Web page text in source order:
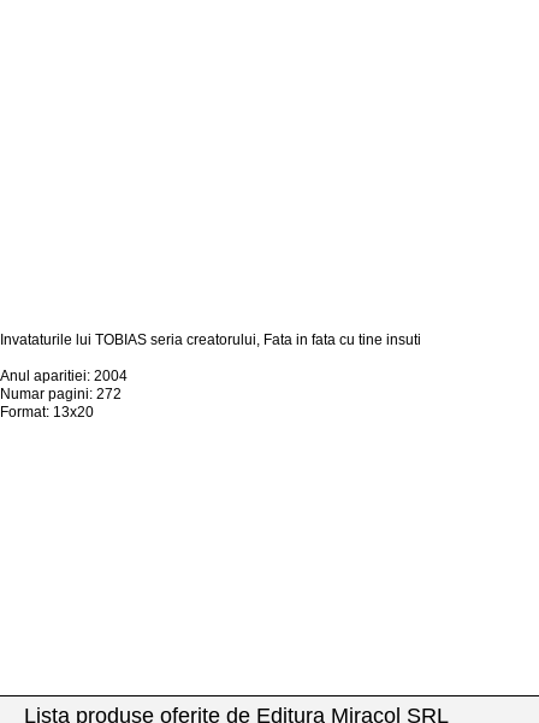
Invataturile lui TOBIAS seria creatorului, Fata in fata cu tine insuti
Anul aparitiei: 2004
Numar pagini: 272
Format: 13x20
Lista produse oferite de Editura Miracol SRL